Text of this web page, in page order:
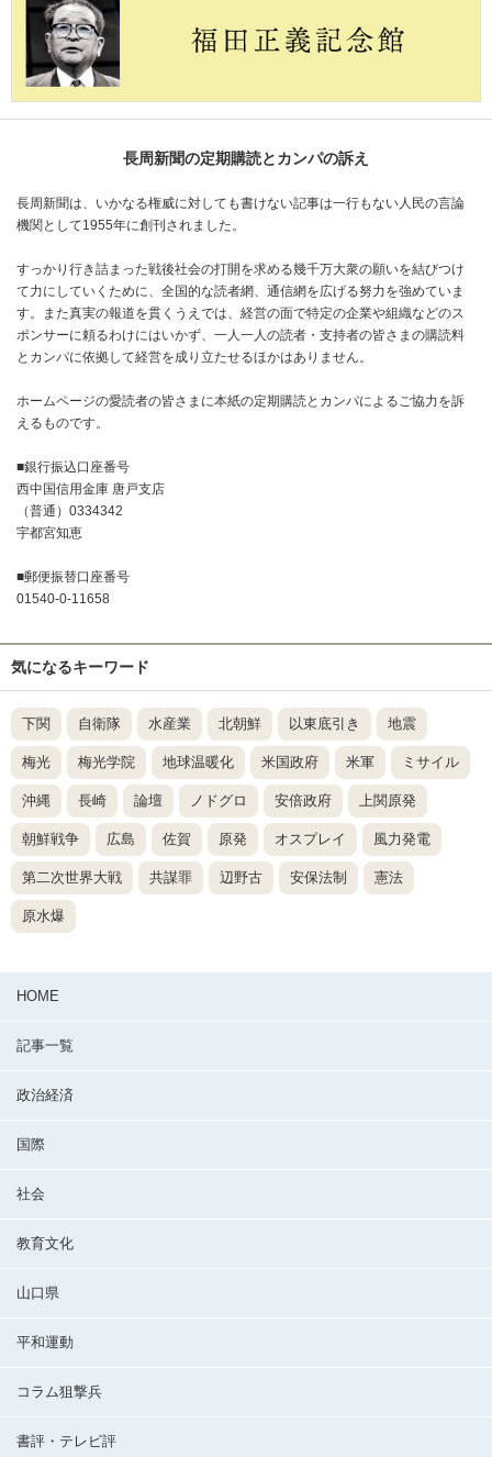
長周新聞の定期購読とカンパの訴え
長周新聞は、いかなる権威に対しても書けない記事は一行もない人民の言論
機関として1955年に創刊されました。
すっかり行き詰まった戦後社会の打開を求める幾千万大衆の願いを結びつけ
て力にしていくために、全国的な読者網、通信網を広げる努力を強めていま
す。また真実の報道を貫くうえでは、経営の面で特定の企業や組織などのス
ポンサーに頼るわけにはいかず、一人一人の読者・支持者の皆さまの購読料
とカンパに依拠して経営を成り立たせるほかはありません。
ホームページの愛読者の皆さまに本紙の定期購読とカンパによるご協力を訴
えるものです。
■銀行振込口座番号
西中国信用金庫 唐戸支店
（普通）0334342
宇都宮知恵
■郵便振替口座番号
01540-0-11658
気になるキーワード
下関 自衛隊 水産業 北朝鮮 以東底引き 地震
梅光 梅光学院 地球温暖化 米国政府 米軍 ミサイル
沖縄 長崎 論壇 ノドグロ 安倍政府 上関原発
朝鮮戦争 広島 佐賀 原発 オスプレイ 風力発電
第二次世界大戦 共謀罪 辺野古 安保法制 憲法
原水爆
HOME
記事一覧
政治経済
国際
社会
教育文化
山口県
平和運動
コラム狙撃兵
書評・テレビ評